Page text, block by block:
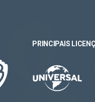
PRINCIPAIS